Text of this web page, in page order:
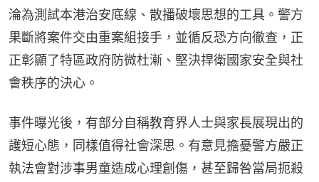
淪為測試本港治安底線、散播破壞思想的工具。警方
果斷將案件交由重案組接手，並循反恐方向徹查，正
正彰顯了特區政府防微杜漸、堅決捍衛國家安全與社
會秩序的決心。
事件曝光後，有部分自稱教育界人士與家長展現出的
護短心態，同樣值得社會深思。有意見擔憂警方嚴正
執法會對涉事男童造成心理創傷，甚至歸咎當局扼殺